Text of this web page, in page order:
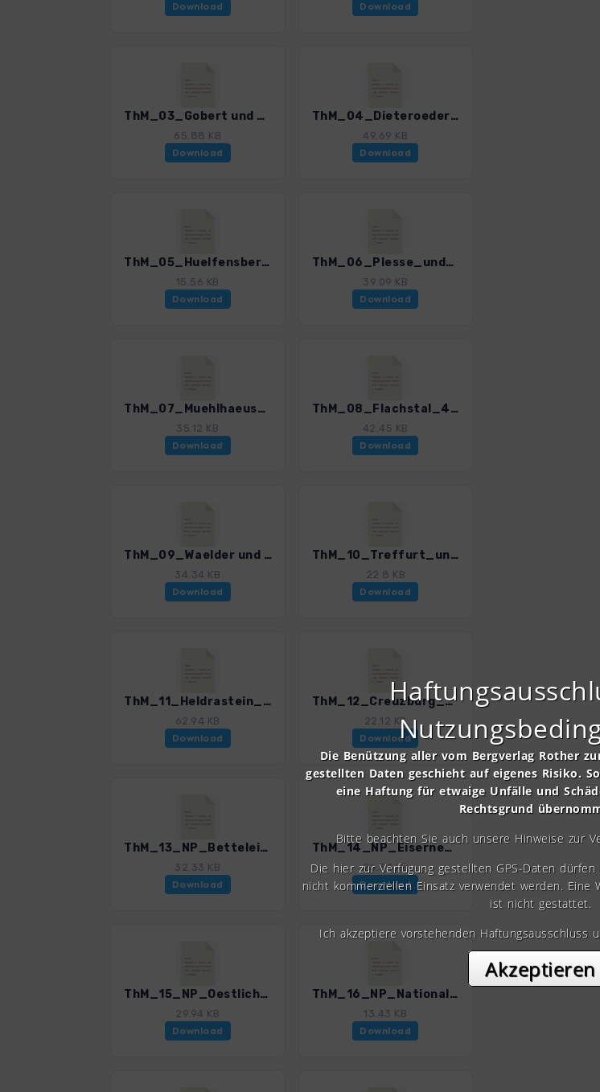
Download Download
ThM_03_Gobert und Silberklippe_4519_2.gpx
65.88 KB
Download
ThM_04_Dieteroeder Klippen_4519_2.gpx
49.69 KB
Download
ThM_05_Huelfensberg_4519_2.gpx
15.56 KB
Download
ThM_06_Plesse_und_Katharinenberg_4519_2.gpx
39.09 KB
Download
ThM_07_Muehlhaeuser Landgraben und Kloster Anrode_4519_2.gpx
35.12 KB
Download
ThM_08_Flachstal_4519_2.gpx
42.45 KB
Download
ThM_09_Waelder und Quellen bei Muehlhausen_4519_2.gpx
34.34 KB
Download
ThM_10_Treffurt_und_Burg_Normannstein_4519_2.gpx
22.8 KB
Download
ThM_11_Heldrastein_4519_2.gpx
62.94 KB
Download
ThM_12_Creuzburg_4519_2.gpx
22.12 KB
Download
ThM_13_NP_Betteleiche_4519_2.gpx
32.33 KB
Download
ThM_14_NP_EiserneHand_4519_2.gpx
26.34 KB
Download
ThM_15_NP_Oestliche Runde_4519_2.gpx
29.94 KB
Download
ThM_16_NP_Nationalparkzentrum_Thiemsburg_4519_2.gpx
13.43 KB
Download
Die Benützung aller vom Bergverlag Rother
gestellten Daten geschieht auf eigenes Risiko.
eine Haftung für etwaige Unfälle und
Rechtsgrund
Bitte beachten Sie auch unsere Hinweise zur
Die hier zur Verfügung gestellten GPS-Daten
nicht kommerziellen Einsatz verwendet werden. Eine
ist nicht gestattet.
Ich akzeptiere vorstehenden Haftungsausschluss
Akzeptieren